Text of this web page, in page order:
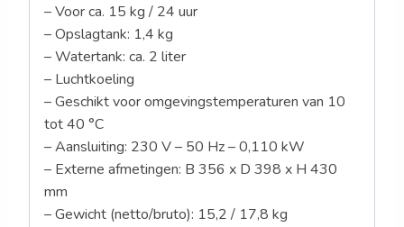
– Voor ca. 15 kg / 24 uur
– Opslagtank: 1,4 kg
– Watertank: ca. 2 liter
– Luchtkoeling
– Geschikt voor omgevingstemperaturen van 10
tot 40 °C
– Aansluiting: 230 V – 50 Hz – 0,110 kW
– Externe afmetingen: B 356 x D 398 x H 430
mm
– Gewicht (netto/bruto): 15,2 / 17,8 kg